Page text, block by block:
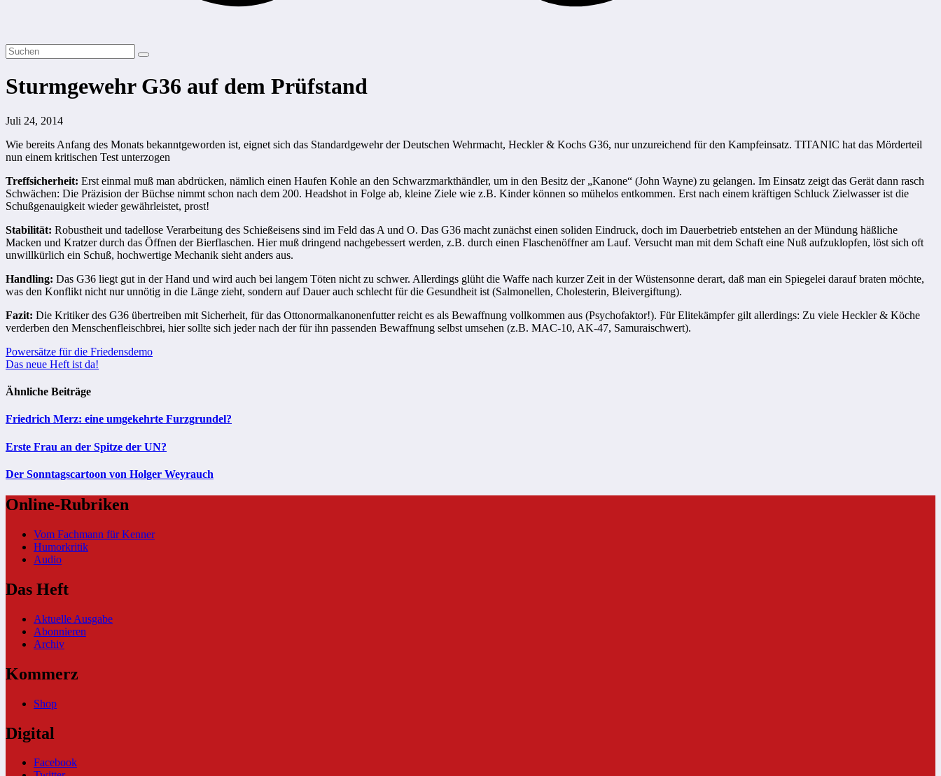
Sturmgewehr G36 auf dem Prüfstand
Juli 24, 2014
Wie bereits Anfang des Monats bekanntgeworden ist, eignet sich das Standardgewehr der Deutschen Wehrmacht, Heckler & Kochs G36, nur unzureichend für den Kampfeinsatz. TITANIC hat das Mörderteil
nun einem kritischen Test unterzogen
Treffsicherheit: Erst einmal muß man abdrücken, nämlich einen Haufen Kohle an den Schwarzmarkthändler, um in den Besitz der „Kanone“ (John Wayne) zu gelangen. Im Einsatz zeigt das Gerät dann rasch
Schwächen: Die Präzision der Büchse nimmt schon nach dem 200. Headshot in Folge ab, kleine Ziele wie z.B. Kinder können so mühelos entkommen. Erst nach einem kräftigen Schluck Zielwasser ist die
Schußgenauigkeit wieder gewährleistet, prost!
Stabilität: Robustheit und tadellose Verarbeitung des Schießeisens sind im Feld das A und O. Das G36 macht zunächst einen soliden Eindruck, doch im Dauerbetrieb entstehen an der Mündung häßliche
Macken und Kratzer durch das Öffnen der Bierflaschen. Hier muß dringend nachgebessert werden, z.B. durch einen Flaschenöffner am Lauf. Versucht man mit dem Schaft eine Nuß aufzuklopfen, löst sich oft
unwillkürlich ein Schuß, hochwertige Mechanik sieht anders aus.
Handling: Das G36 liegt gut in der Hand und wird auch bei langem Töten nicht zu schwer. Allerdings glüht die Waffe nach kurzer Zeit in der Wüstensonne derart, daß man ein Spiegelei darauf braten möchte,
was den Konflikt nicht nur unnötig in die Länge zieht, sondern auf Dauer auch schlecht für die Gesundheit ist (Salmonellen, Cholesterin, Bleivergiftung).
Fazit: Die Kritiker des G36 übertreiben mit Sicherheit, für das Ottonormalkanonenfutter reicht es als Bewaffnung vollkommen aus (Psychofaktor!). Für Elitekämpfer gilt allerdings: Zu viele Heckler & Köche
verderben den Menschenfleischbrei, hier sollte sich jeder nach der für ihn passenden Bewaffnung selbst umsehen (z.B. MAC-10, AK-47, Samuraischwert).
Beitragsnavigation
Powersätze für die Friedensdemo
Das neue Heft ist da!
Ähnliche Beiträge
Friedrich Merz: eine umgekehrte Furzgrundel?
Erste Frau an der Spitze der UN?
Der Sonntagscartoon von Holger Weyrauch
Online-Rubriken
Vom Fachmann für Kenner
Humorkritik
Audio
Das Heft
Aktuelle Ausgabe
Abonnieren
Archiv
Kommerz
Shop
Digital
Facebook